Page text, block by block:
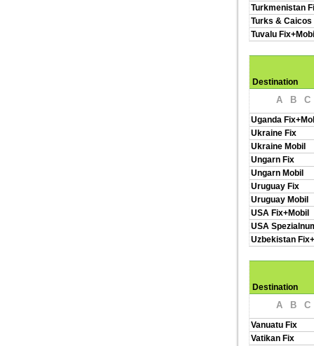
Turkmenistan
Turks & Caicos
Tuvalu
Destination
A B C
Uganda
Ukraine Fix
Ukraine Mobil
Ungarn Fix
Ungarn Mobil
Uruguay Fix
Uruguay Mobil
USA Fix+Mobil
USA
Uzbekistan
Destination
A B C
Vanuatu Fix
Vatikan Fix